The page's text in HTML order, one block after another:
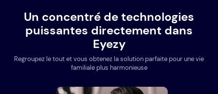
Un concentré de technologies
puissantes directement dans
Eyezy
Regroupez le tout et vous obtenez la solution parfaite pour une vie
familiale plus harmonieuse